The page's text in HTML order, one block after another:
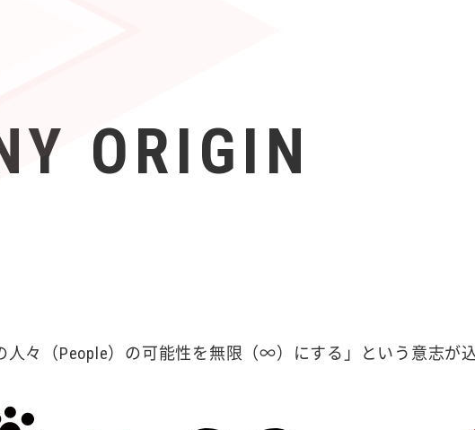
ORIGIN
人々（People）の可能性を無限（∞）にする」という意志が